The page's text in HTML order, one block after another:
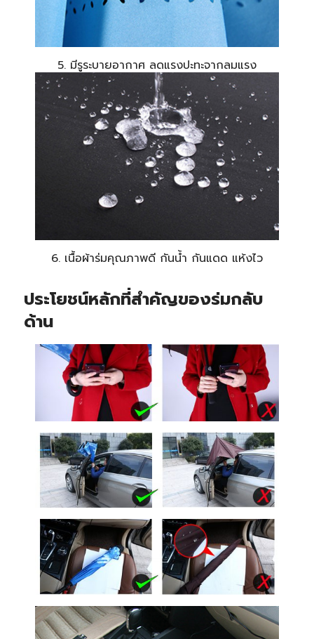
5. มีรูระบายอากาศ ลดแรงปะทะจากลมแรง
6. เนื้อผ้าร่มคุณภาพดี กันน้ำ กันแดด แห้งไว
ประโยชน์หลักที่สำคัญของร่มกลับ
ด้าน